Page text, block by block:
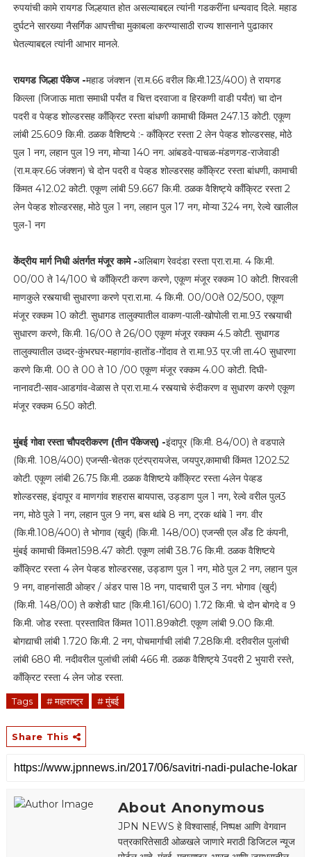
रुपयांची कामे रायगड जिल्हयात होत असल्याबद्दल त्यांनी गडकरींना धन्यवाद दिले. महाड
दुर्घटने सारख्या नैसर्गिक आपत्तीचा मुकाबला करण्यासाठी राज्य शासनाने पुढाकार
घेतल्याबद्दल त्यांनी आभार मानले.
रायगड जिल्हा पॅकेज -महाड जंक्शन (रा.म.66 वरील कि.मी.123/400) ते रायगड
किल्ला (जिजाऊ माता समाधी पर्यंत व चित्त दरवाजा व हिरकणी वाडी पर्यंत) चा दोन
पदरी व पेव्हड शोल्डरसह काँक्रिट रस्ता बांधणी कामाची किंमत 247.13 कोटी. एकूण
लांबी 25.609 कि.मी. ठळक वैशिष्टये :- काँक्रिट रस्ता 2 लेन पेव्हड शोल्डरसह, मोठे
पुल 1 नग, लहान पुल 19 नग, मोऱ्या 140 नग. आंबडवे-पाचळ-मंडणगड-राजेवाडी
(रा.म.क्र.66 जंक्शन) चे दोन पदरी व पेव्हड शोल्डरसह काँक्रिट रस्ता बांधणी, कामाची
किंमत 412.02 कोटी. एकूण लांबी 59.667 कि.मी. ठळक वैशिष्ट्ये काँक्रिट रस्ता 2
लेन पेव्हड शोल्डरसह, मोठे पुल 1 नग, लहान पुल 17 नग, मोऱ्या 324 नग, रेल्वे खालील
पुल-1 नग
केंद्रीय मार्ग निधी अंतर्गत मंजूर कामे -अलिबाग रेवदंडा रस्ता प्रा.रा.मा. 4 कि.मी.
00/00 ते 14/100 चे काँक्रिटी करण करणे, एकूण मंजूर रक्कम 10 कोटी. शिरवली
माणकुले रस्त्याची सुधारणा करणे प्रा.रा.मा. 4 कि.मी. 00/00ते 02/500, एकूण
मंजूर रक्कम 10 कोटी. सुधागड तालुक्यातील वाकण-पाली-खोपोली रा.मा.93 रस्त्याची
सुधारण करणे, कि.मी. 16/00 ते 26/00 एकूण मंजूर रक्कम 4.5 कोटी. सुधागड
तालुक्यातील उध्दर-कुंभरघर-महागांव-हातोंड-गोंदाव ते रा.मा.93 प्र.जी ता.40 सुधारणा
करणे कि.मी. 00 ते 00 ते 10 /00 एकूण मंजूर रक्कम 4.00 कोटी. दिघी-
नानावटी-साव-आडगांव-वेळास ते प्रा.रा.मा.4 रस्त्याचे रुंदीकरण व सुधारण करणे एकूण
मंजूर रक्कम 6.50 कोटी.
मुंबई गोवा रस्ता चौपदरीकरण (तीन पॅकेजस्) -इंदापूर (कि.मी. 84/00) ते वडपाले
(कि.मी. 108/400) एजन्सी-चेतक एटंरप्रायजेस, जयपुर,कामाची किंमत 1202.52
कोटी. एकूण लांबी 26.75 कि.मी. ठळक वैशिष्टये काँक्रिट रस्ता 4लेन पेव्हड
शोल्डरसह, इंदापूर व माणगांव शहरास बायपास, उड्डाण पुल 1 नग, रेल्वे वरील पुल3
नग, मोठे पुले 1 नग, लहान पुल 9 नग, बस थांबे 8 नग, ट्रक थांबे 1 नग. वीर
(कि.मी.108/400) ते भोगाव (खुर्द) (कि.मी. 148/00) एजन्सी एल अँड टि कंपनी,
मुंबई कामाची किंमत1598.47 कोटी. एकूण लांबी 38.76 कि.मी. ठळक वैशिष्टये
काँक्रिट रस्ता 4 लेन पेव्हड शोल्डरसह, उड्डाण पुल 1 नग, मोठे पुल 2 नग, लहान पुल
9 नग, वाहनांसाठी ओव्हर / अंडर पास 18 नग, पादचारी पुल 3 नग. भोगाव (खुर्द)
(कि.मी. 148/00) ते कशेडी घाट (कि.मी.161/600) 1.72 कि.मी. चे दोन बोगदे व 9
कि.मी. जोड रस्ता. प्रस्तावित किंमत 1011.89कोटी. एकूण लांबी 9.00 कि.मी.
बोगद्याची लांबी 1.720 कि.मी. 2 नग, पोचमार्गाची लांबी 7.28कि.मी. दरीवरील पुलांची
लांबी 680 मी. नदीवरील पुलांची लांबी 466 मी. ठळक वैशिष्ट्ये 3पदरी 2 भुयारी रस्ते,
काँक्रिट रस्ता 4 लेन जोड रस्ता.
Tags # महाराष्ट्र # मुंबई
Share This
About Anonymous
JPN NEWS हे विश्वासार्ह, निष्पक्ष आणि वेगवान
पत्रकारितेसाठी ओळखले जाणारे मराठी डिजिटल न्यूज